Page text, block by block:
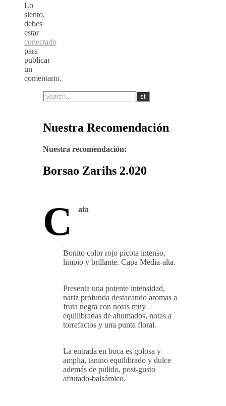
Lo
siento,
debes
estar
conectado
para
publicar
un
comentario.
Nuestra Recomendación
Nuestra recomendación:
Borsao Zarihs 2.020
C ata
Bonito color rojo picota intenso,
limpio y brillante. Capa Media-alta.
Presenta una potente intensidad,
nariz profunda destacando aromas a
fruta negra con notas muy
torrefactos y una punta floral.